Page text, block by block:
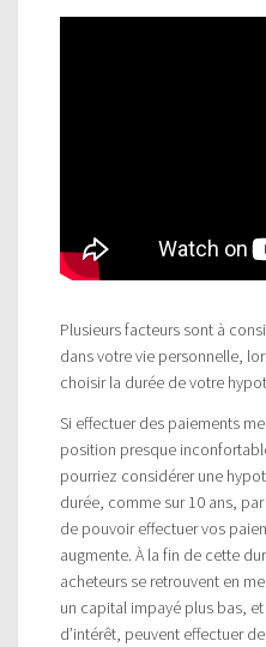
Plusieurs facteurs sont à
dans votre vie personnelle,
choisir la durée de votre
Si effectuer des paiements
position presque
pourriez considérer une
durée, comme sur 10 ans,
de pouvoir effectuer vos
augmente. À la fin de cette
acheteurs se retrouvent en
un capital impayé plus bas,
d’intérêt, peuvent effectuer